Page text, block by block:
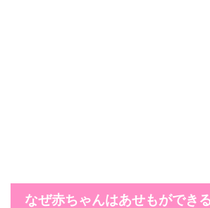
なぜ赤ちゃんはあせもができ